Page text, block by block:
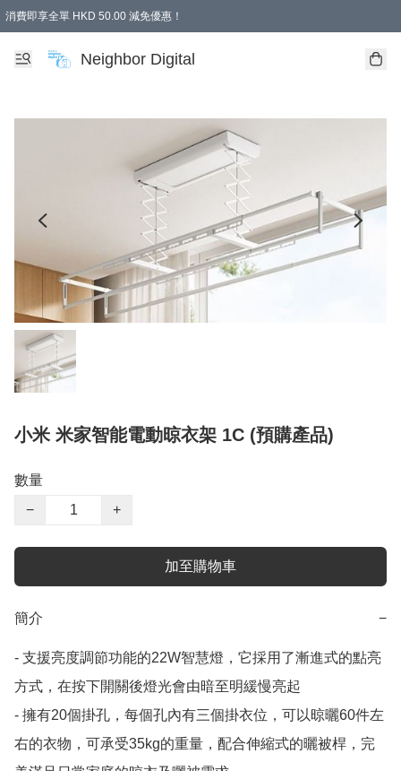
消費即享全單 HKD 50.00 減免優惠！
Neighbor Digital
小米 米家智能電動晾衣架 1C (預購產品)
數量
−
+
加至購物車
簡介 −
- 支援亮度調節功能的22W智慧燈，它採用了漸進式的點亮
方式，在按下開關後燈光會由暗至明緩慢亮起
- 擁有20個掛孔，每個孔內有三個掛衣位，可以晾曬60件左
右的衣物，可承受35kg的重量，配合伸縮式的曬被桿，完